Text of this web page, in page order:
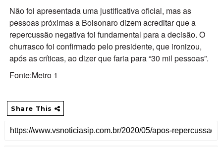
Não foi apresentada uma justificativa oficial, mas as
pessoas próximas a Bolsonaro dizem acreditar que a
repercussão negativa foi fundamental para a decisão. O
churrasco foi confirmado pelo presidente, que ironizou,
após as críticas, ao dizer que faria para “30 mil pessoas”.
Fonte:Metro 1
Share This